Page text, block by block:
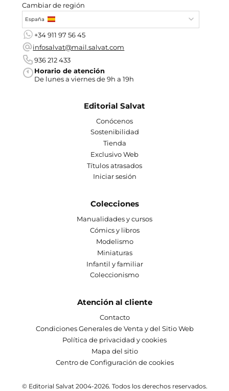
Cambiar de región
España
+34 911 97 56 45
infosalvat@mail.salvat.com
936 212 433
Horario de atención
De lunes a viernes de 9h a 19h
Editorial Salvat
Conócenos
Sostenibilidad
Tienda
Exclusivo Web
Títulos atrasados
Iniciar sesión
Colecciones
Manualidades y cursos
Cómics y libros
Modelismo
Miniaturas
Infantil y familiar
Coleccionismo
Atención al cliente
Contacto
Condiciones Generales de Venta y del Sitio Web
Política de privacidad y cookies
Mapa del sitio
Centro de Configuración de cookies
© Editorial Salvat 2004-2026. Todos los derechos reservados.